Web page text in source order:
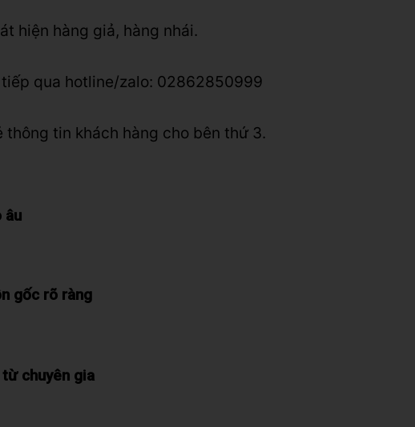
hiện hàng giả, hàng nhái.
qua hotline/zalo: 02862850999
thông tin khách hàng cho bên thứ 3.
âu
gốc rõ ràng
chuyên gia